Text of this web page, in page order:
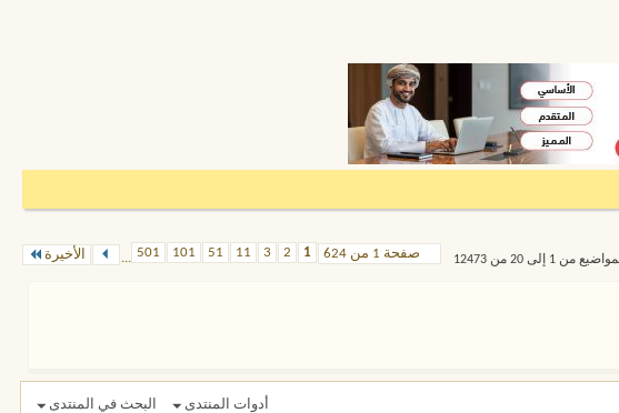
صفحة 1 من 624 1
2
3
11
51
101
501
... الأخيرة 1 إلى 20 من 12473
أدوات المنتدى البحث في المنتدى